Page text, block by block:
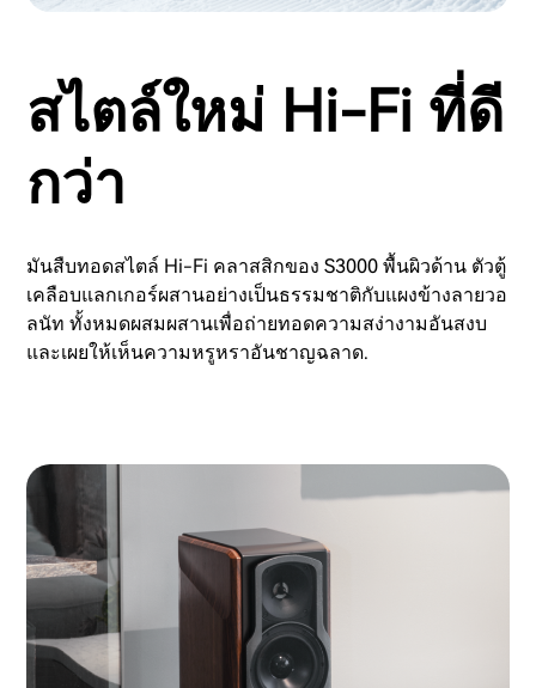
สไตล์ใหม่ Hi-Fi ที่ดี
กว่า
มันสืบทอดสไตล์ Hi-Fi คลาสสิกของ S3000 พื้นผิวด้าน ตัวตู้
เคลือบแลกเกอร์ผสานอย่างเป็นธรรมชาติกับแผงข้างลายวอ
ลนัท ทั้งหมดผสมผสานเพื่อถ่ายทอดความสง่างามอันสงบ
และเผยให้เห็นความหรูหราอันชาญฉลาด.